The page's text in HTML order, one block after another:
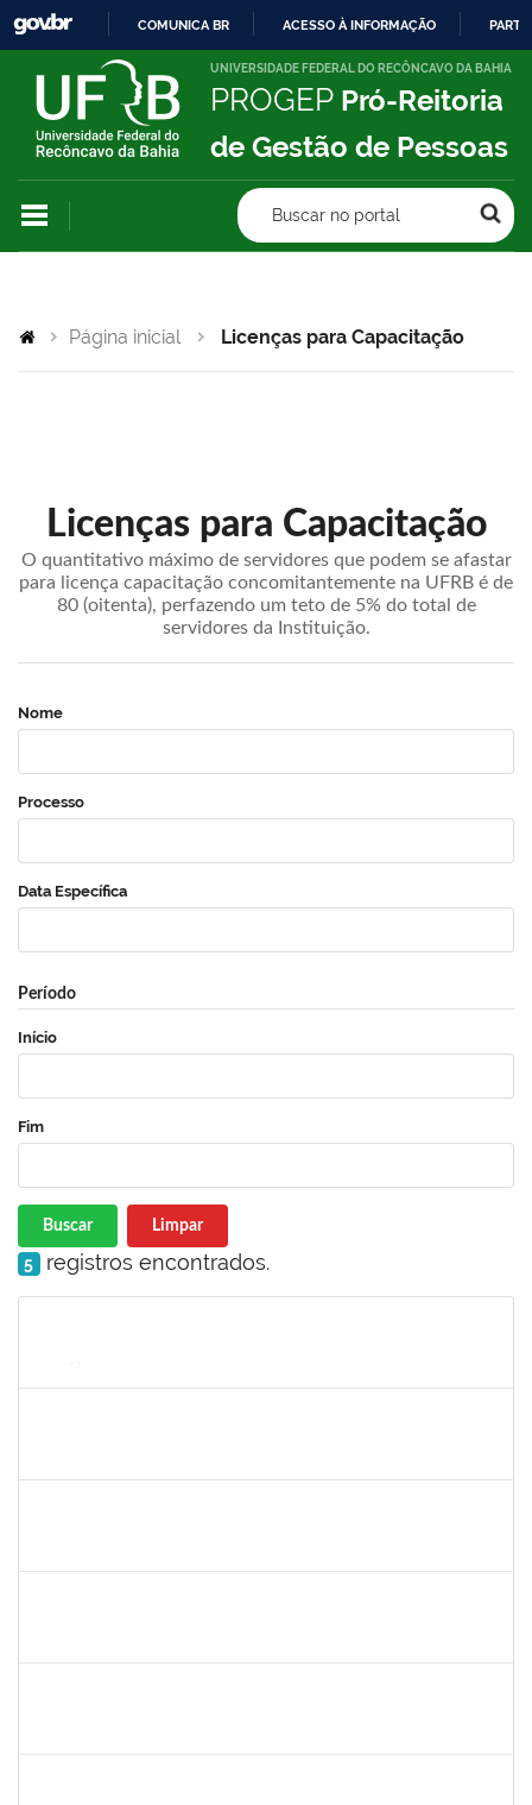
IR
PARA
CONTEÚDO
COMUNICA BR ACESSO À INFORMAÇÃO
UNIVERSIDADE FEDERAL DO RECÔNCAVO DA BAHIA
PROGEP Pró-Reitoria
de Gestão de Pessoas
Buscar no portal
Página inicial Licenças para Capacitação
Licenças para Capacitação
O quantitativo máximo de servidores que podem se afastar
para licença capacitação concomitantemente na UFRB é de
80 (oitenta), perfazendo um teto de 5% do total de
servidores da Instituição.
Nome
Processo
Data Específica
Período
Início
Fim
Buscar Limpar
5 registros encontrados.
Início